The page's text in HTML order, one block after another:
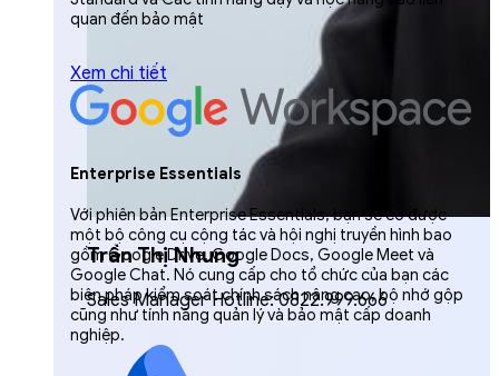
Trần Thị Nhung
Sales Manager Hotline: 0822.999.666
quan đến bảo mật
Xem chi tiết
Enterprise Essentials
Với phiên bản Enterprise Essentials, bạn sẽ có được
một bộ công cụ cộng tác và hội nghị truyền hình bao
gồm Google Drive, Google Docs, Google Meet và
Google Chat. Nó cung cấp cho tổ chức của bạn các
biện pháp kiểm soát chính sách nâng cao, bộ nhớ gộp
cũng như tính năng quản lý và bảo mật cấp doanh
nghiệp.